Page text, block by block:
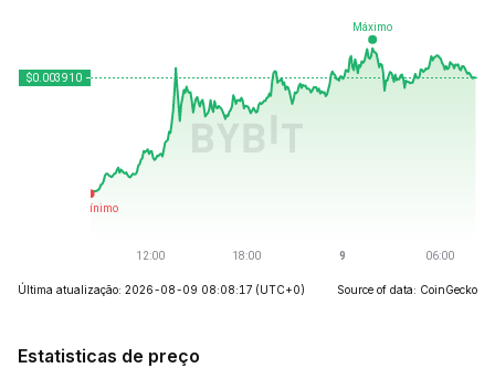
Última atualização: 2026-08-09 08:08:17 (UTC+0) Source of data: CoinGecko
Estatisticas de preço